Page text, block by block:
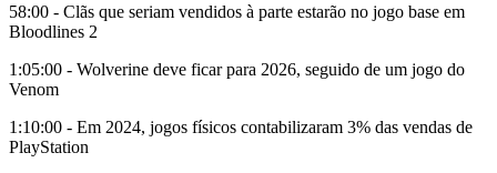
58:00 - Clãs que seriam vendidos à parte estarão no jogo base em
Bloodlines 2
1:05:00 - Wolverine deve ficar para 2026, seguido de um jogo do
Venom
1:10:00 - Em 2024, jogos físicos contabilizaram 3% das vendas de
PlayStation